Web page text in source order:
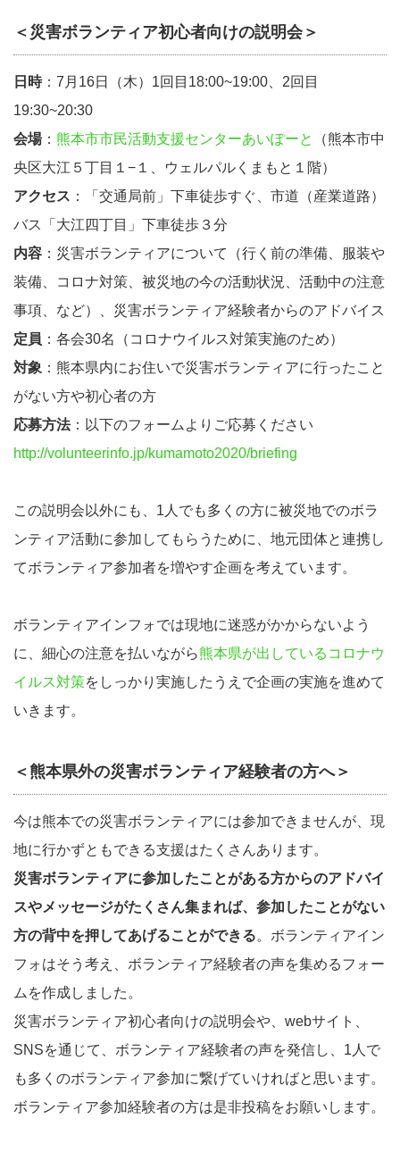
＜災害ボランティア初心者向けの説明会＞
日時：7月16日（木）1回目18:00~19:00、2回目
19:30~20:30
会場： 熊本市市民活動支援センターあいぽーと
（熊本市中
央区大江５丁目１−１、ウェルパルくまもと１階）
アクセス ：「交通局前」下車徒歩すぐ、市道（産業道路）
バス「大江四丁目」下車徒歩３分
内容 ：災害ボランティアについて（行く前の準備、服装や
装備、コロナ対策、被災地の今の活動状況、活動中の注意
事項、など）、災害ボランティア経験者からのアドバイス
定員 ：各会30名（コロナウイルス対策実施のため）
対象 ：熊本県内にお住いで災害ボランティアに行ったこと
がない方や初心者の方
応募方法：以下のフォームよりご応募ください
http://volunteerinfo.jp/kumamoto2020/briefing
この説明会以外にも、1人でも多くの方に被災地でのボラ
ンティア活動に参加してもらうために、地元団体と連携し
てボランティア参加者を増やす企画を考えています。
ボランティアインフォでは現地に迷惑がかからないよう
に、細心の注意を払いながら熊本県が出しているコロナウ
イルス対策をしっかり実施したうえで企画の実施を進めて
いきます。
＜熊本県外の災害ボランティア経験者の方へ＞
今は熊本での災害ボランティアには参加できませんが、現
地に行かずともできる支援はたくさんあります。
災害ボランティアに参加したことがある方からのアドバイ
スやメッセージがたくさん集まれば、参加したことがない
方の背中を押してあげることができる。ボランティアイン
フォはそう考え、ボランティア経験者の声を集めるフォー
ムを作成しました。
災害ボランティア初心者向けの説明会や、webサイト、
SNSを通じて、ボランティア経験者の声を発信し、1人で
も多くのボランティア参加に繋げていければと思います。
ボランティア参加経験者の方は是非投稿をお願いします。